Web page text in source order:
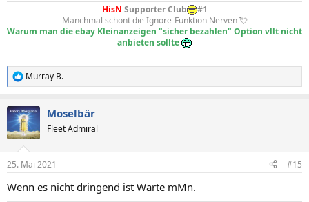
HisN Supporter Club
#1
Manchmal schont die Ignore-Funktion Nerven 💘
Warum man die ebay Kleinanzeigen "sicher bezahlen" Option vllt nicht
anbieten sollte
R
e
k
t
i
e
:
Murray B.
Moselbär
Fleet Admiral
25. Mai 2021 #15
Wenn es nicht dringend ist Warte mMn.